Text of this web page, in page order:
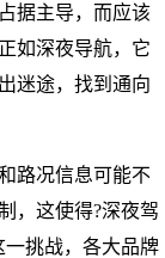
据主导，而应该
如深夜导航，它
迷途，找到通向
路况信息可能不
，这使得?深夜驾
挑战，各大品牌